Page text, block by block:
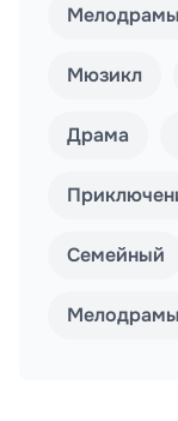
Мюзикл
Драма
Семейный
Мелодрамы